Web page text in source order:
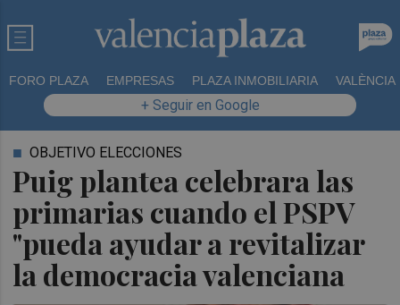
FORO PLAZA EMPRESAS PLAZA INMOBILIARIA VALÈNCIA
+ Seguir en Google
Puig plantea celebrara las
primarias cuando el PSPV
"pueda ayudar a revitalizar
la democracia valenciana
OBJETIVO ELECCIONES